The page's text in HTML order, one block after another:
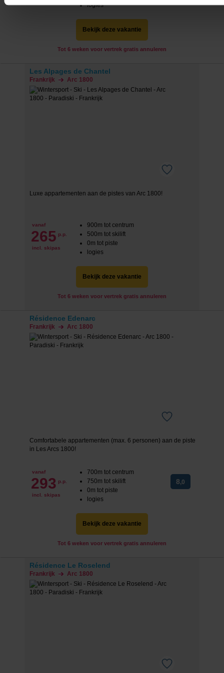
We werken samen met20 derden
logies
Bekijk deze vakantie
Tot 6 weken voor vertrek gratis annuleren
Les Alpages de Chantel
Frankrijk Arc 1800
Luxe appartementen aan de pistes van Arc 1800!
vanaf
265 p.p.
incl. skipas
900m tot centrum
500m tot skilift
0m tot piste
logies
Bekijk deze vakantie
Tot 6 weken voor vertrek gratis annuleren
Résidence Edenarc
Frankrijk Arc 1800
Comfortabele appartementen (max. 6 personen) aan de piste
in Les Arcs 1800!
vanaf
293 p.p.
incl. skipas
700m tot centrum
750m tot skilift
0m tot piste
logies
8,0
Bekijk deze vakantie
Tot 6 weken voor vertrek gratis annuleren
Résidence Le Roselend
Frankrijk Arc 1800